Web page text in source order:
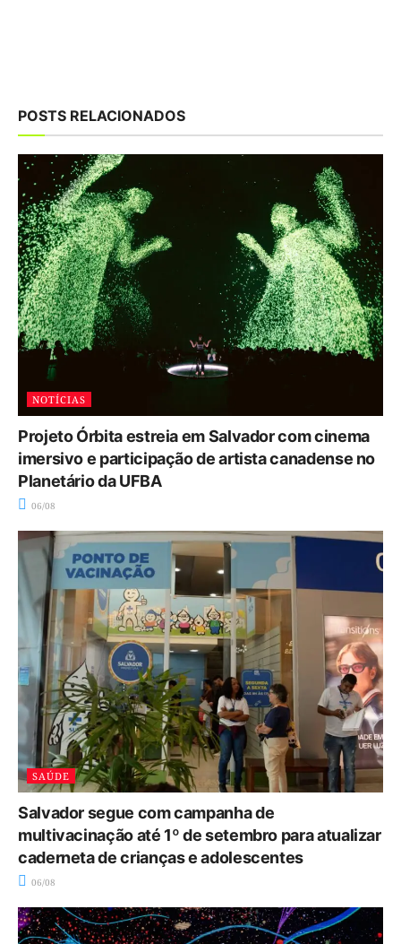
POSTS RELACIONADOS
NOTÍCIAS
Projeto Órbita estreia em Salvador com cinema
imersivo e participação de artista canadense no
Planetário da UFBA
06/08
SAÚDE
Salvador segue com campanha de
multivacinação até 1º de setembro para atualizar
caderneta de crianças e adolescentes
06/08